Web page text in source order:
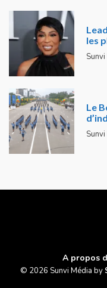
les
Le
A propos
© 2026 Sunvi Média by